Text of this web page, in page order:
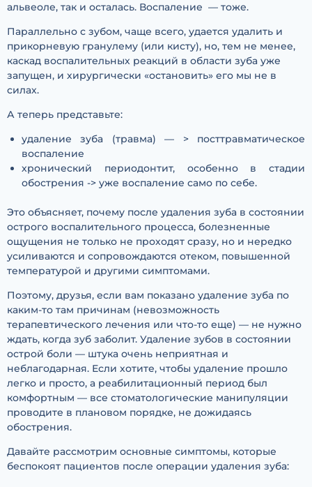
альвеоле, так и осталась. Воспаление — тоже.
Параллельно с зубом, чаще всего, удается удалить и
прикорневую гранулему (или кисту), но, тем не менее,
каскад воспалительных реакций в области зуба уже
запущен, и хирургически «остановить» его мы не в
силах.
А теперь представьте:
удаление зуба (травма) — > посттравматическое
воспаление
хронический периодонтит, особенно в стадии
обострения -> уже воспаление само по себе.
Это объясняет, почему после удаления зуба в состоянии
острого воспалительного процесса, болезненные
ощущения не только не проходят сразу, но и нередко
усиливаются и сопровождаются отеком, повышенной
температурой и другими симптомами.
Поэтому, друзья, если вам показано удаление зуба по
каким-то там причинам (невозможность
терапевтического лечения или что-то еще) — не нужно
ждать, когда зуб заболит. Удаление зубов в состоянии
острой боли — штука очень неприятная и
неблагодарная. Если хотите, чтобы удаление прошло
легко и просто, а реабилитационный период был
комфортным — все стоматологические манипуляции
проводите в плановом порядке, не дожидаясь
обострения.
Давайте рассмотрим основные симптомы, которые
беспокоят пациентов после операции удаления зуба: